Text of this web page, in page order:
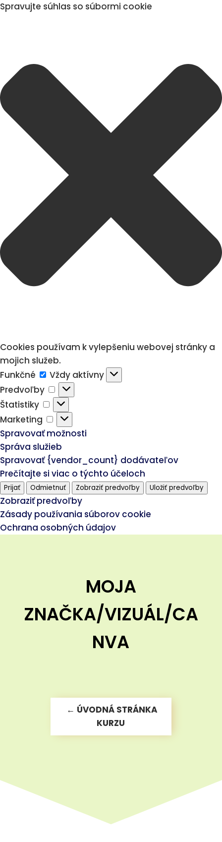
Spravujte súhlas so súbormi cookie
Cookies používam k vylepšeniu webovej stránky a
mojich služeb.
Funkčné
Funkčné
Vždy aktívny
Predvoľby
Predvoľby
Štatistiky
Štatistiky
Marketing
Marketing
Spravovať možnosti
Správa služieb
Spravovať {vendor_count} dodávateľov
Prečítajte si viac o týchto účeloch
Prijať Odmietnuť Zobraziť predvoľby Uložiť predvoľby
Zobraziť predvoľby
Zásady používania súborov cookie
Ochrana osobných údajov
MOJA
ZNAČKA/VIZUÁL/CA
NVA
← ÚVODNÁ STRÁNKA
KURZU